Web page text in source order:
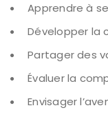
Apprendre à
Développer la
Partager des
Évaluer la
Envisager